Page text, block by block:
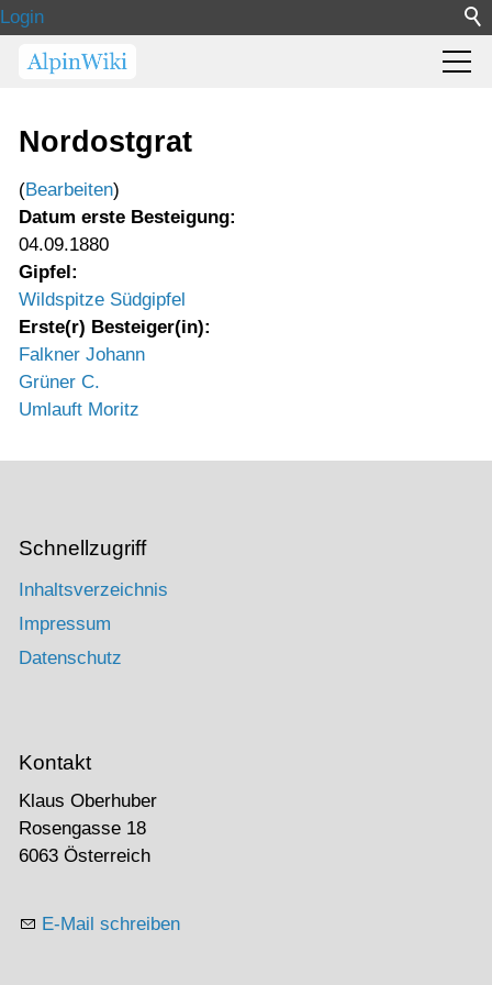
Login
Nordostgrat
(Bearbeiten)
Datum erste Besteigung:
04.09.1880
Gipfel:
Wildspitze Südgipfel
Erste(r) Besteiger(in):
Falkner Johann
Grüner C.
Umlauft Moritz
Schnellzugriff
Inhaltsverzeichnis
Impressum
Datenschutz
Kontakt
Klaus Oberhuber
Rosengasse 18
6063 Österreich
E-Mail schreiben